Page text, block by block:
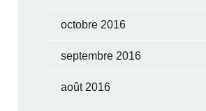
octobre 2016
septembre 2016
août 2016